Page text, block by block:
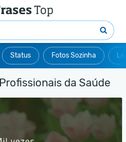
Status Fotos Sozinha
da Saúde